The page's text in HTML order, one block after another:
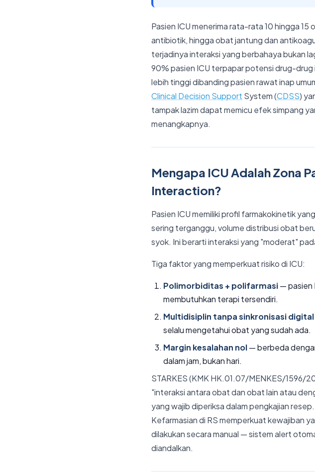
Pasien ICU menerima rata-rata 10 hingga
antibiotik, hingga obat jantung dan
terjadinya interaksi yang berbahaya bukan
90% pasien ICU terpapar potensi drug-drug
lebih tinggi dibanding pasien rawat inap
Clinical Decision Support System (CDSS)
tampak lazim dapat memicu efek simpang
menangkapnya.
Mengapa ICU Adalah Zona
Interaction?
Pasien ICU memiliki profil farmakokinetik
sering terganggu, volume distribusi obat
syok. Ini berarti interaksi yang "moderat"
Tiga faktor yang memperkuat risiko di ICU:
Polimorbiditas + polifarmasi— pasien
membutuhkan terapi tersendiri.
Multidisiplin tanpa sinkronisasi digital
selalu mengetahui obat yang sudah ada.
Margin kesalahan nol— berbeda
dalam jam, bukan hari.
STARKES (KMK HK.01.07/MENKES/1596/
"interaksi antara obat dan obat lain atau
yang wajib diperiksa dalam pengkajian
Kefarmasian di RS memperkuat kewajiban
dilakukan secara manual — sistem alert
diandalkan.